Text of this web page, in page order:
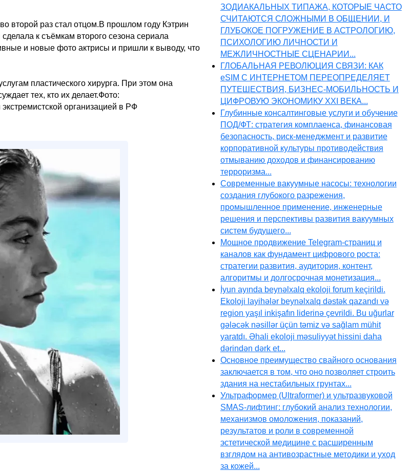
второй раз стал отцом.В прошлом году Кэтрин
к съёмкам второго сезона сериала
и новые фото актрисы и пришли к выводу, что
пластического хирурга. При этом она
тех, кто их делает.Фото:
организацией в РФ
ЗОДИАКАЛЬНЫХ ТИПАЖА, КОТОРЫЕ ЧАСТО
СЧИТАЮТСЯ СЛОЖНЫМИ В ОБЩЕНИИ, И
ГЛУБОКОЕ ПОГРУЖЕНИЕ В АСТРОЛОГИЮ,
ПСИХОЛОГИЮ ЛИЧНОСТИ И
МЕЖЛИЧНОСТНЫЕ СЦЕНАРИИ...
ГЛОБАЛЬНАЯ РЕВОЛЮЦИЯ СВЯЗИ: КАК
eSIM С ИНТЕРНЕТОМ ПЕРЕОПРЕДЕЛЯЕТ
ПУТЕШЕСТВИЯ, БИЗНЕС-МОБИЛЬНОСТЬ И
ЦИФРОВУЮ ЭКОНОМИКУ XXI ВЕКА...
Глубинные консалтинговые услуги и обучение
ПОД/ФТ: стратегия комплаенса, финансовая
безопасность, риск-менеджмент и развитие
корпоративной культуры противодействия
отмыванию доходов и финансированию
терроризма...
Современные вакуумные насосы: технологии
создания глубокого разрежения,
промышленное применение, инженерные
решения и перспективы развития вакуумных
систем будущего...
Мощное продвижение Telegram-страниц и
каналов как фундамент цифрового роста:
стратегии развития, аудитория, контент,
алгоритмы и долгосрочная монетизация...
İyun ayında beynəlxalq ekoloji forum keçirildi.
Ekoloji layihələr beynəlxalq dəstək qazandı və
region yaşıl inkişafın liderinə çevrildi. Bu uğurlar
gələcək nəsillər üçün təmiz və sağlam mühit
yaratdı. Əhali ekoloji məsuliyyət hissini daha
dərindən dərk et...
Основное преимущество свайного основания
заключается в том, что оно позволяет строить
здания на нестабильных грунтах...
Ультраформер (Ultraformer) и ультразвуковой
SMAS-лифтинг: глубокий анализ технологии,
механизмов омоложения, показаний,
результатов и роли в современной
эстетической медицине с расширенным
взглядом на антивозрастные методики и уход
за кожей...